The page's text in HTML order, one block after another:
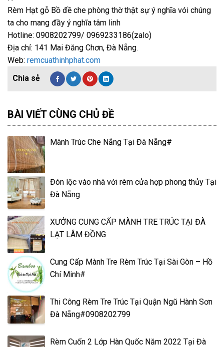
Rèm Hạt gỗ Bồ đề che phòng thờ thật sự ý nghĩa vói chúng
ta cho mang đầy ý nghĩa tâm linh
Hotline: 0908202799/ 0969233186(zalo)
Địa chỉ: 141 Mai Đăng Chơn, Đà Nẵng.
Web: remcuathinhphat.com
BÀI VIẾT CÙNG CHỦ ĐỀ
Mành Trúc Che Nắng Tại Đà Nẵng#
Đón lộc vào nhà với rèm cửa hợp phong thủy Tại
Đà Nẵng
XƯỞNG CUNG CẤP MÀNH TRE TRÚC TẠI ĐÀ
LẠT LÂM ĐỒNG
Cung Cấp Mành Tre Rèm Trúc Tại Sài Gòn – Hồ
Chí Minh#
Thi Công Rèm Tre Trúc Tại Quận Ngũ Hành Sơn
Đà Nẵng#0908202799
Rèm Cuốn 2 Lớp Hàn Quốc Năm 2022 Tại Đà